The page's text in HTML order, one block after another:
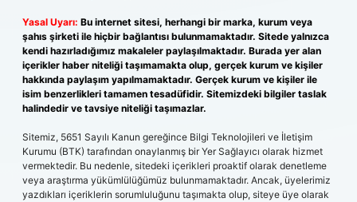
Yasal Uyarı: Bu internet sitesi, herhangi bir marka, kurum veya
şahıs şirketi ile hiçbir bağlantısı bulunmamaktadır. Sitede yalnızca
kendi hazırladığımız makaleler paylaşılmaktadır. Burada yer alan
içerikler haber niteliği taşımamakta olup, gerçek kurum ve kişiler
hakkında paylaşım yapılmamaktadır. Gerçek kurum ve kişiler ile
isim benzerlikleri tamamen tesadüfidir. Sitemizdeki bilgiler taslak
halindedir ve tavsiye niteliği taşımazlar.
Sitemiz, 5651 Sayılı Kanun gereğince Bilgi Teknolojileri ve İletişim
Kurumu (BTK) tarafından onaylanmış bir Yer Sağlayıcı olarak hizmet
vermektedir. Bu nedenle, sitedeki içerikleri proaktif olarak denetleme
veya araştırma yükümlülüğümüz bulunmamaktadır. Ancak, üyelerimiz
yazdıkları içeriklerin sorumluluğunu taşımakta olup, siteye üye olarak